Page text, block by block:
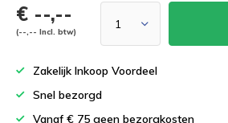
€ --,--
(--,-- Incl. btw)
Zakelijk Inkoop Voordeel
Snel bezorgd
Vanaf € 75 geen bezorgkosten